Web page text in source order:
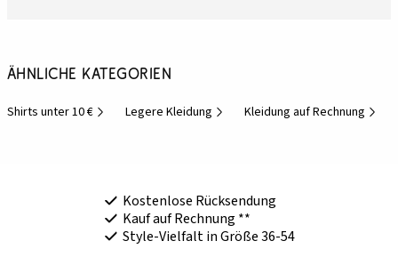
Ähnliche Kategorien
Shirts unter 10 € Legere Kleidung Kleidung auf Rechnung
Kostenlose Rücksendung
Kauf auf Rechnung **
Style-Vielfalt in Größe 36-54